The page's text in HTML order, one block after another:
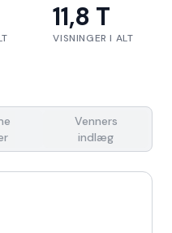
11,8 T
VISNINGER I ALT
Venners
indlæg